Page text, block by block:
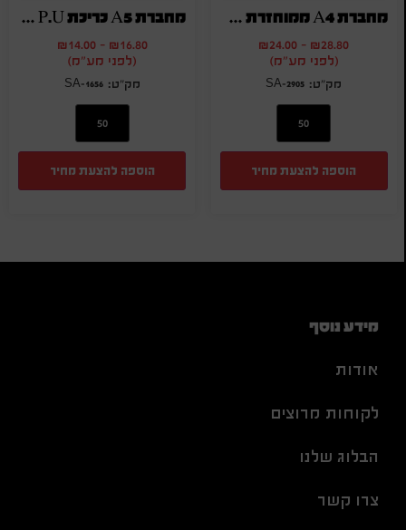
מחברת A4 ממוחזרת עם דף פרסום+עט
₪28.80
-
₪24.00
(לפני מע"מ)
SA-2905
הוספה להצעת מחיר
מחברת A5 כריכת P.U קשיחה
₪16.80
-
₪14.00
(לפני מע"מ)
SA-1656
הוספה להצעת מחיר
מידע נוסף
אודות
לקוחות מרוצים
הבלוג שלנו
צרו קשר